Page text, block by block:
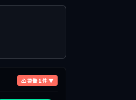
⚠ 警告 1 件 ▼